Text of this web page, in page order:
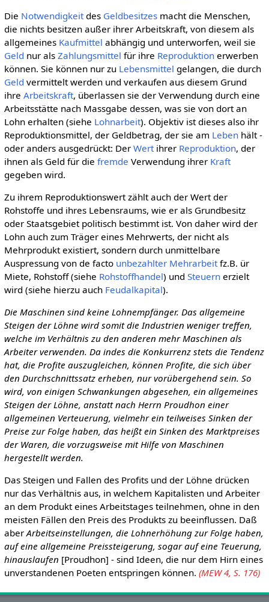
Die Notwendigkeitdes Geldbesitzesmacht die Menschen,
die nichts besitzen außer ihrer Arbeitskraft, von diesem als
allgemeines Kaufmittel abhängig und unterworfen, weil sie
Geld nur als Zahlungsmittel für ihre Reproduktionerwerben
können. Sie können nur zu Lebensmittel gelangen, die durch
Geld vermittelt werden und verkaufen aus diesem Grund
ihre Arbeitskraft, überlassen sie der Verwendung durch eine
Arbeitsstätte nach Massgabe dessen, was sie von dort an
Lohn erhalten (siehe Lohnarbeit). Objektiv ist dieses also ihr
Reproduktionsmittel, der Geldbetrag, der sie am Lebenhält -
oder anders ausgedrückt: Der Wertihrer Reproduktion, der
ihnen als Geld für die fremde Verwendung ihrer Kraft
gegeben wird.
Zu ihrem Reproduktionswert zählt auch der Wert der
Rohstoffe und ihres Lebensraums, wie er als Grundbesitz
oder Staatsgebiet politisch bestimmt ist. Von daher wird der
Lohn auch zum Träger eines Mehrwerts, der nicht als
Mehrprodukt existiert, sondern durch unmittelbare
Auspressung von de facto unbezahlter Mehrarbeitfz.B. ür
Miete, Rohstoff (siehe Rohstoffhandel) und Steuernerzielt
wird (siehe hierzu auch Feudalkapital).
Die Maschinen sind keine Lohnempfänger. Das allgemeine
Steigen der Löhne wird somit die Industrien weniger treffen,
welche im Verhältnis zu den anderen mehr Maschinen als
Arbeiter verwenden. Da indes die Konkurrenz stets die Tendenz
hat, die Profite auszugleichen, können Profite, die sich über
den Durchschnittssatz erheben, nur vorübergehend sein. So
wird, von einigen Schwankungen abgesehen, ein allgemeines
Steigen der Löhne, anstatt nach Herrn Proudhon einer
allgemeinen Verteuerung, vielmehr ein teilweises Sinken der
Preise zur Folge haben, das heißt ein Sinken des Marktpreises
der Waren, die vorzugsweise mit Hilfe von Maschinen
hergestellt werden.
Das Steigen und Fallen des Profits und der Löhne drücken
nur das Verhältnis aus, in welchem Kapitalisten und Arbeiter
an dem Produkt eines Arbeitstages teilnehmen, ohne in den
meisten Fällen den Preis des Produkts zu beeinflussen. Daß
aberArbeitseinstellungen, die Lohnerhöhung zur Folge haben,
auf eine allgemeine Preissteigerung, sogar auf eine Teuerung,
hinauslaufen [Proudhon] - sind Ideen, die nur dem Hirn eines
unverstandenen Poeten entspringen können. (MEW 4, S. 176)